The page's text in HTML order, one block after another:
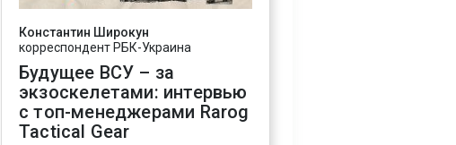
Константин Широкун
корреспондент РБК-Украина
Будущее ВСУ – за
экзоскелетами: интервью
с топ-менеджерами Rarog
Tactical Gear